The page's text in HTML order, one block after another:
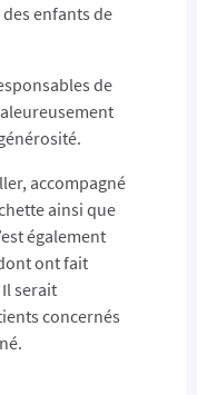
enfants de
de
accompagné
ainsi que
également
ont fait
serait
concernés